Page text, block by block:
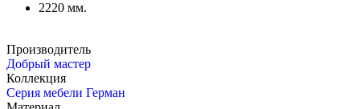
2220 мм.
Производитель
Добрый мастер
Коллекция
Серия мебели Герман